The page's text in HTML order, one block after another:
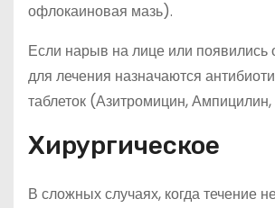
офлокаиновая мазь).
Если нарыв на лице или появились
для лечения назначаются
таблеток (Азитромицин,
Хирургическое
В сложных случаях, когда течение